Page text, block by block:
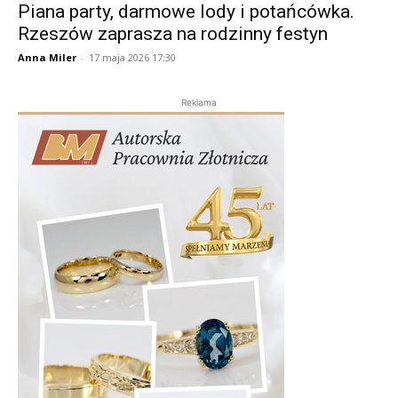
Piana party, darmowe lody i potańcówka.
Rzeszów zaprasza na rodzinny festyn
Anna Miler - 17 maja 2026 17:30
Reklama